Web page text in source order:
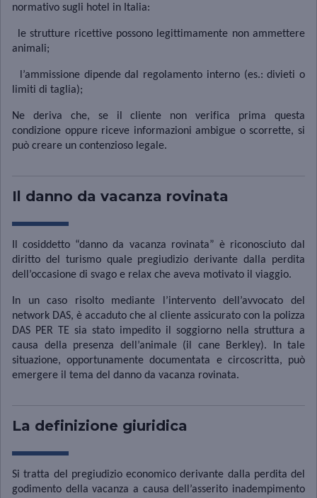
normativo sugli hotel in Italia:
le strutture ricettive possono legittimamente non ammettere
animali;
l’ammissione dipende dal regolamento interno (es.: divieti o
limiti di taglia);
Ne deriva che, se il cliente non verifica prima questa
condizione oppure riceve informazioni ambigue o scorrette, si
può creare un contenzioso legale.
Il danno da vacanza rovinata
Il cosiddetto “danno da vacanza rovinata” è riconosciuto dal
diritto del turismo quale pregiudizio derivante dalla perdita
dell’occasione di svago e relax che aveva motivato il viaggio.
In un caso risolto mediante l’intervento dell’avvocato del
network DAS, è accaduto che al cliente assicurato con la polizza
DAS PER TE sia stato impedito il soggiorno nella struttura a
causa della presenza dell’animale (il cane Berkley). In tale
situazione, opportunamente documentata e circoscritta, può
emergere il tema del danno da vacanza rovinata.
La definizione giuridica
Si tratta del pregiudizio economico derivante dalla perdita del
godimento della vacanza a causa dell’asserito inadempimento